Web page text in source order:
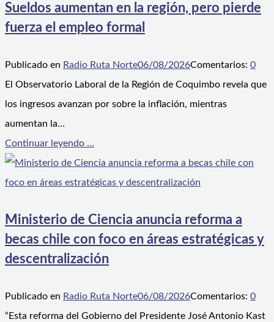
Sueldos aumentan en la región, pero pierde
fuerza el empleo formal
Publicado en Radio Ruta Norte06/08/2026Comentarios: 0
El Observatorio Laboral de la Región de Coquimbo revela que
los ingresos avanzan por sobre la inflación, mientras
aumentan la…
Continuar leyendo ...
Ministerio de Ciencia anuncia reforma a
becas chile con foco en áreas estratégicas y
descentralización
Publicado en Radio Ruta Norte06/08/2026Comentarios: 0
“Esta reforma del Gobierno del Presidente José Antonio Kast